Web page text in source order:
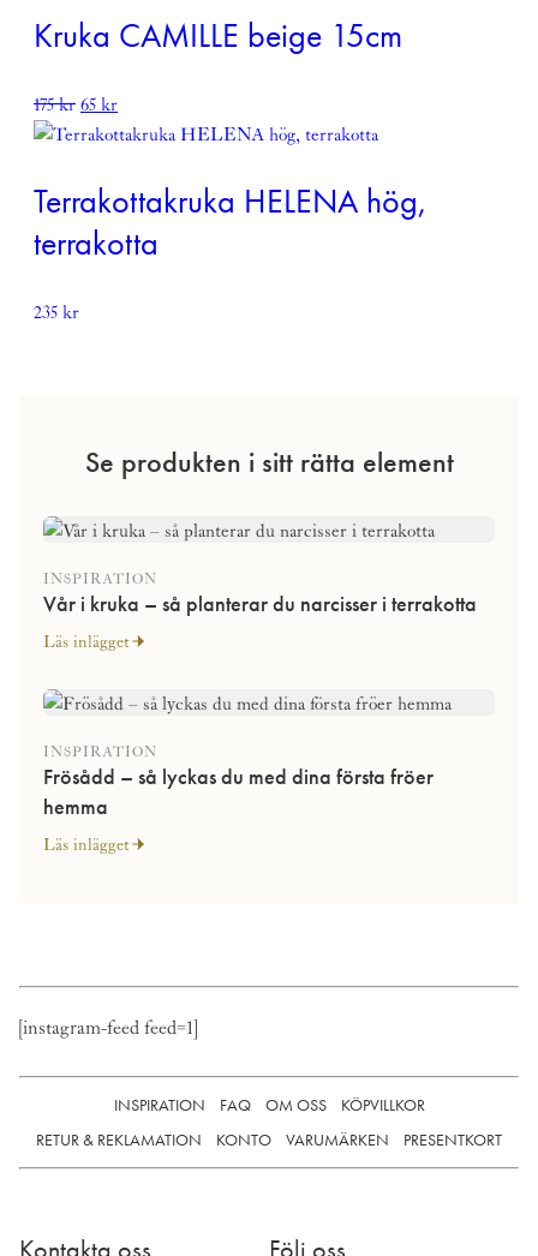
Kruka CAMILLE beige 15cm
175krDet
ursprungliga
var:
175 kr.
65krDet
nuvarande
65 kr.
Terrakottakruka HELENA hög,
terrakotta
235kr
Se produkten i sitt rätta element
INSPIRATION
Vår i kruka – så planterar du narcisser i terrakotta
Läs inlägget
INSPIRATION
Frösådd – så lyckas du med dina första fröer
hemma
Läs inlägget
[instagram-feed feed=1]
INSPIRATION FAQ OM OSS
KÖPVILLKOR
RETUR & REKLAMATION
KONTO VARUMÄRKEN PRESENTKORT